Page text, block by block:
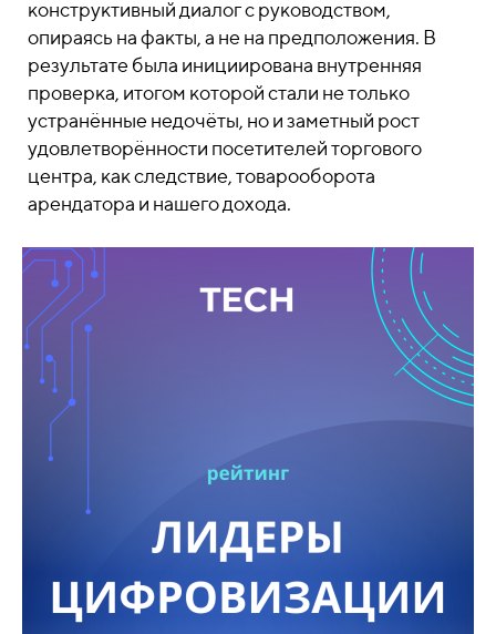
конструктивный диалог с руководством,
опираясь на факты, а не на предположения. В
результате была инициирована внутренняя
проверка, итогом которой стали не только
устранённые недочёты, но и заметный рост
удовлетворённости посетителей торгового
центра, как следствие, товарооборота
арендатора и нашего дохода.